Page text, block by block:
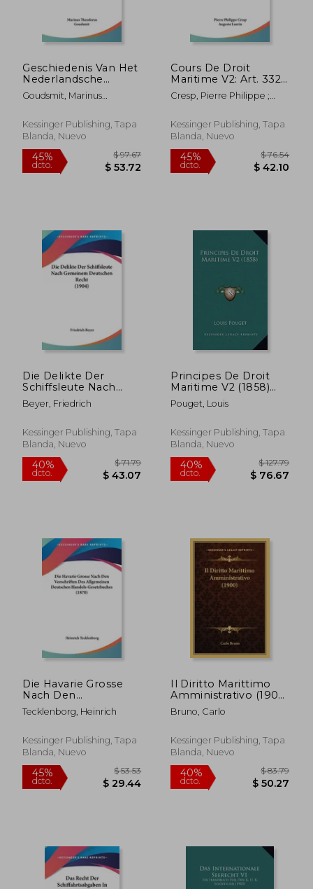
dcto. $ 53.87 dcto. $
Geschiedenis Van Het
Nederlandsche
Zeerecht (1882)
Goudsmit, Marinus
Kessinger Publishing, Tapa
Blanda, Nuevo
45%
dcto. $ 53.72
Cours De Droit
Maritime V2: Art. 332
A 396 C. Comm.
(1894) (en Francés)
Cresp, Pierre Philippe ;
Kessinger Publishing, Tapa
Blanda, Nuevo
45%
dcto. $
Die Delikte Der
Schiffsleute Nach
Gemeinem
Deutschen Recht
Beyer, Friedrich
Kessinger Publishing, Tapa
Blanda, Nuevo
40%
Principes De Droit
Maritime V2 (1858)
(en Francés)
Pouget, Louis
Kessinger Publishing, Tapa
Blanda, Nuevo
40%
Die Havarie Grosse
Nach Den
Vorschriften Des
Allgemeinen
Gesetzbuches (1870)
(en Alemán)
Tecklenborg, Heinrich
Kessinger Publishing, Tapa
Blanda, Nuevo
Il Diritto Marittimo
Amministrativo (1900)
(en Italiano)
Bruno, Carlo
Kessinger Publishing, Tapa
Blanda, Nuevo